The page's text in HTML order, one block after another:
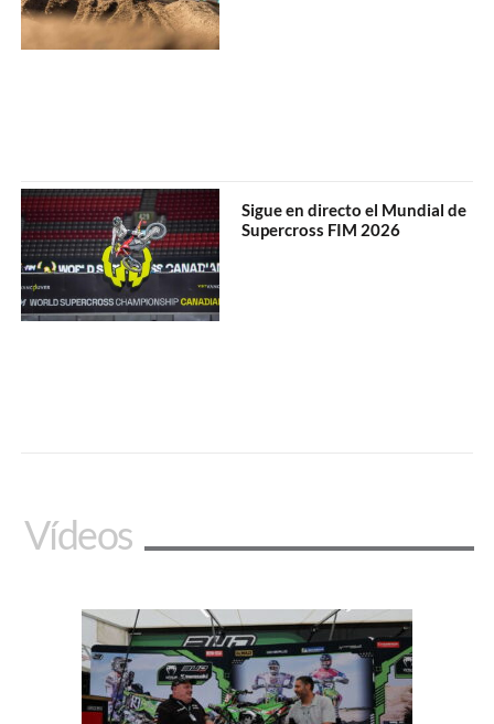
Sigue en directo el Mundial de
Supercross FIM 2026
Vídeos